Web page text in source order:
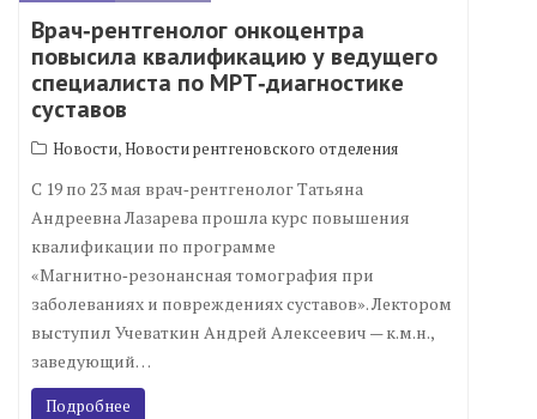
Врач‑рентгенолог онкоцентра
повысила квалификацию у ведущего
специалиста по МРТ‑диагностике
суставов
Новости,Новости рентгеновского отделения
С 19 по 23 мая врач‑рентгенолог Татьяна
Андреевна Лазарева прошла курс повышения
квалификации по программе
«Магнитно‑резонансная томография при
заболеваниях и повреждениях суставов». Лектором
выступил Учеваткин Андрей Алексеевич — к.м.н.,
заведующий…
Подробнее